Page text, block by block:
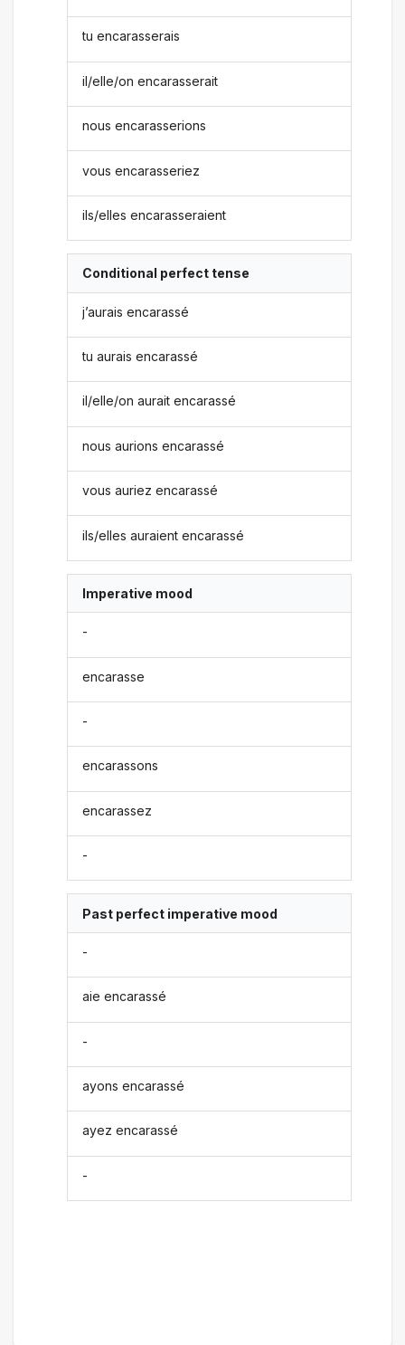
tu encarasserais
il/elle/on encarasserait
nous encarasserions
vous encarasseriez
ils/elles encarasseraient
Conditional perfect tense
j’aurais encarassé
tu aurais encarassé
il/elle/on aurait encarassé
nous aurions encarassé
vous auriez encarassé
ils/elles auraient encarassé
Imperative mood
-
encarasse
-
encarassons
encarassez
-
Past perfect imperative mood
-
aie encarassé
-
ayons encarassé
ayez encarassé
-